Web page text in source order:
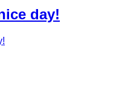
day!